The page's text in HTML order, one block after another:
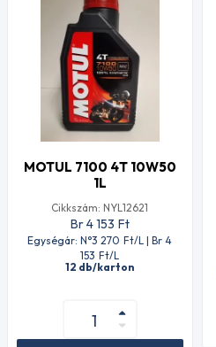
MOTUL 7100 4T 10W50
1L
Cikkszám: NYL12621
Br 4 153 Ft
Egységár: N°3 270 Ft/L | Br 4
153 Ft/L
12 db/karton